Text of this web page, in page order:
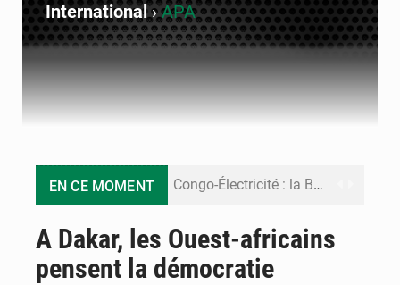
International›APA
EN CE MOMENT Congo-Électricité : la BAD renforce son appui pour accélérer les investissements
A Dakar, les Ouest-africains
pensent la démocratie